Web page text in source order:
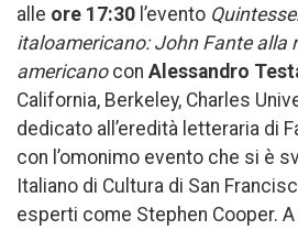
alle ore 17:30 l’evento Q
italoamericano: John Fante alla
americano con Alessandro
California, Berkeley, Charles
dedicato all’eredità letteraria di
con l’omonimo evento che si è
Italiano di Cultura di San
esperti come Stephen Cooper.